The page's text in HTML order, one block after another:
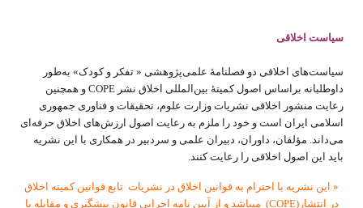
سیاست اخلاقی
سیاست‌های اخلاقی دو فصلنامۀ علمی‌پژوهشی « تفکر و کودک» به‌طور
داوطلبانه براساس اصول کمیتۀ بین‌المللی اخلاق نشر COPE و همچنین
رعایت منشور اخلاقی نشریات وزارت علوم، تحقیقات و فناوری جمهوری
اسلامی ایران است و خود را ملزم به رعایت اصول ارزش‌های اخلاق حرفه‌ای
می‌داند. مؤلفان، داوران، دبیران علمی و سردبیر در همکاری با این نشریه
باید این اصول اخلاقی را رعایت کنند.
« این نشریه با احترام به قوانین اخلاق در نشریات تابع قوانین کمیته اخلاق
در انتشار(COPE) میباشد و از آیین نامه اجرایی قانون پیشگیری و مقابله با